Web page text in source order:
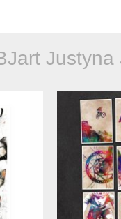
Justyna